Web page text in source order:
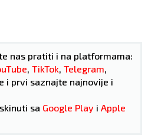
nas pratiti i na platformama:
, TikTok, Telegram,
i prvi saznajte najnovije i
sa Google Play i Apple